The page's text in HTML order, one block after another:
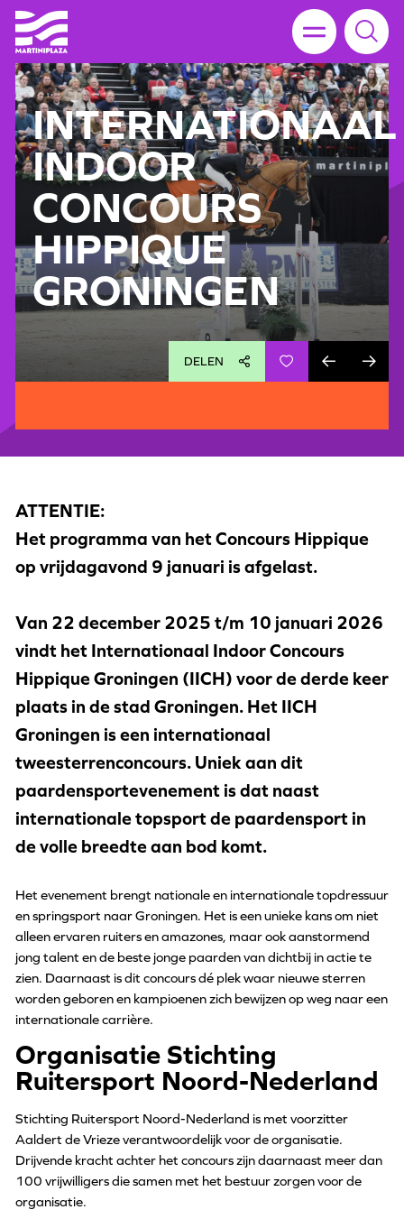
INTERNATIONAAL
INDOOR
CONCOURS
HIPPIQUE
GRONINGEN
ATTENTIE:
Het programma van het Concours Hippique
op vrijdagavond 9 januari is afgelast.
Van 22 december 2025 t/m 10 januari 2026
vindt het Internationaal Indoor Concours
Hippique Groningen (IICH) voor de derde keer
plaats in de stad Groningen. Het IICH
Groningen is een internationaal
tweesterrenconcours. Uniek aan dit
paardensportevenement is dat naast
internationale topsport de paardensport in
de volle breedte aan bod komt.
Het evenement brengt nationale en internationale topdressuur
en springsport naar Groningen. Het is een unieke kans om niet
alleen ervaren ruiters en amazones, maar ook aanstormend
jong talent en de beste jonge paarden van dichtbij in actie te
zien. Daarnaast is dit concours dé plek waar nieuwe sterren
worden geboren en kampioenen zich bewijzen op weg naar een
internationale carrière.
Organisatie Stichting
Ruitersport Noord-Nederland
Stichting Ruitersport Noord-Nederland is met voorzitter
Aaldert de Vrieze verantwoordelijk voor de organisatie.
Drijvende kracht achter het concours zijn daarnaast meer dan
100 vrijwilligers die samen met het bestuur zorgen voor de
organisatie.
DELEN